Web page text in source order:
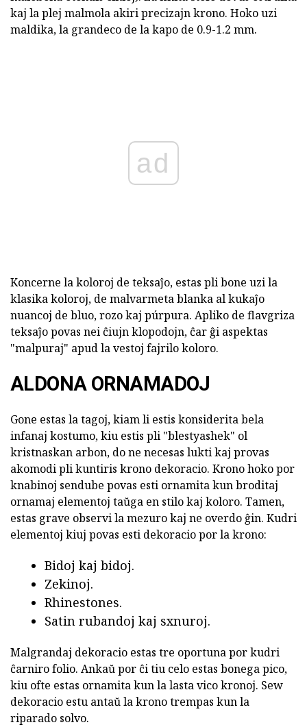
kaj la plej malmola akiri precizajn krono. Hoko uzi
maldika, la grandeco de la kapo de 0.9-1.2 mm.
ad
Koncerne la koloroj de teksaĵo, estas pli bone uzi la
klasika koloroj, de malvarmeta blanka al kukaĵo
nuancoj de bluo, rozo kaj púrpura. Apliko de flavgriza
teksaĵo povas nei ĉiujn klopodojn, ĉar ĝi aspektas
"malpuraj" apud la vestoj fajrilo koloro.
ALDONA ORNAMADOJ
Gone estas la tagoj, kiam li estis konsiderita bela
infanaj kostumo, kiu estis pli "blestyashek" ol
kristnaskan arbon, do ne necesas lukti kaj provas
akomodi pli kuntiris krono dekoracio. Krono hoko por
knabinoj sendube povas esti ornamita kun broditaj
ornamaj elementoj taŭga en stilo kaj koloro. Tamen,
estas grave observi la mezuro kaj ne overdo ĝin. Kudri
elementoj kiuj povas esti dekoracio por la krono:
Bidoj kaj bidoj.
Zekinoj.
Rhinestones.
Satin rubandoj kaj sxnuroj.
Malgrandaj dekoracio estas tre oportuna por kudri
ĉarniro folio. Ankaŭ por ĉi tiu celo estas bonega pico,
kiu ofte estas ornamita kun la lasta vico kronoj. Sew
dekoracio estu antaŭ la krono trempas kun la
riparado solvo.